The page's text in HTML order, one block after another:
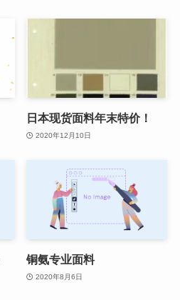
日本现货面料年末特价！
2020年12月10日
铜氨专业面料
2020年8月6日